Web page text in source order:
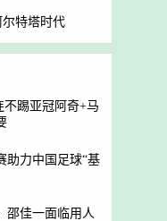
尔特塔时代
不踢亚冠阿奇+马
助力中国足球“基
邵佳一面临用人